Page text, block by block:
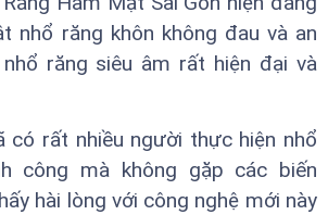
nhổ răng khôn không đau và an
răng siêu âm rất hiện đại và
có rất nhiều người thực hiện nhổ
công mà không gặp các biến
hài lòng với công nghệ mới này